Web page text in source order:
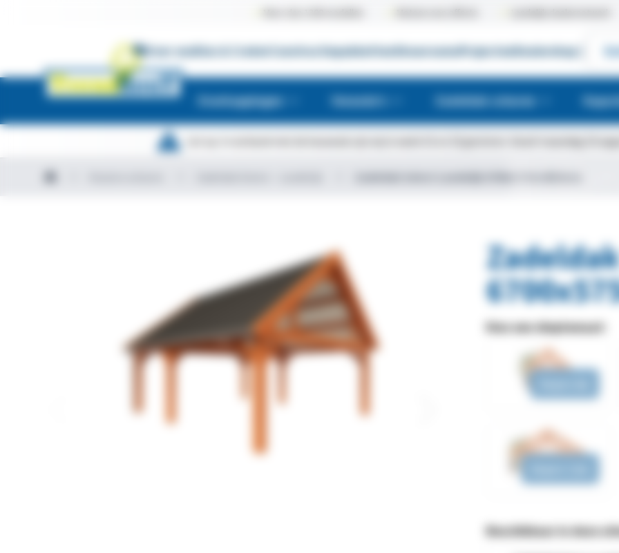
Over onsKies & CreëerConstructiepakkettenShowroomsProjectenDealershop
Overkappingen Veranda's Zadeldak schuren
Kies een dieptemaat:
Beschikbaar in deze